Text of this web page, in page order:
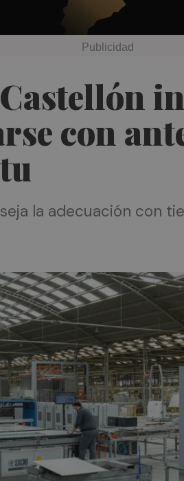
con
la adecuación con